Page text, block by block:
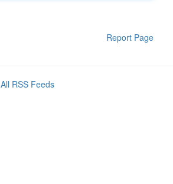
Report Page
All RSS Feeds